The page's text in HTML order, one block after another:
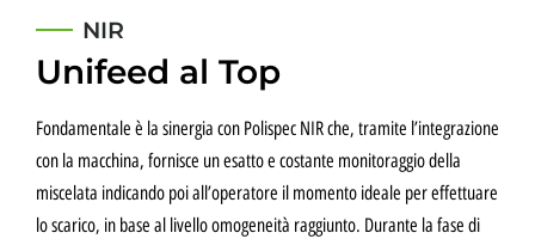
NIR
Unifeed al Top
Fondamentale è la sinergia con Polispec NIR che, tramite l’integrazione
con la macchina, fornisce un esatto e costante monitoraggio della
miscelata indicando poi all’operatore il momento ideale per effettuare
lo scarico, in base al livello omogeneità raggiunto. Durante la fase di